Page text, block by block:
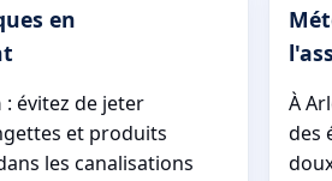
en
: évitez de jeter
et produits
les canalisations
À
des